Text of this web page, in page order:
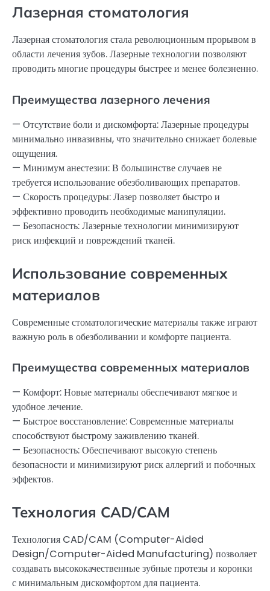
Лазерная стоматология
Лазерная стоматология стала революционным прорывом в
области лечения зубов. Лазерные технологии позволяют
проводить многие процедуры быстрее и менее болезненно.
Преимущества лазерного лечения
— Отсутствие боли и дискомфорта: Лазерные процедуры
минимально инвазивны, что значительно снижает болевые
ощущения.
— Минимум анестезии: В большинстве случаев не
требуется использование обезболивающих препаратов.
— Скорость процедуры: Лазер позволяет быстро и
эффективно проводить необходимые манипуляции.
— Безопасность: Лазерные технологии минимизируют
риск инфекций и повреждений тканей.
Использование современных
материалов
Современные стоматологические материалы также играют
важную роль в обезболивании и комфорте пациента.
Преимущества современных материалов
— Комфорт: Новые материалы обеспечивают мягкое и
удобное лечение.
— Быстрое восстановление: Современные материалы
способствуют быстрому заживлению тканей.
— Безопасность: Обеспечивают высокую степень
безопасности и минимизируют риск аллергий и побочных
эффектов.
Технология CAD/CAM
Технология CAD/CAM (Computer-Aided
Design/Computer-Aided Manufacturing) позволяет
создавать высококачественные зубные протезы и коронки
с минимальным дискомфортом для пациента.